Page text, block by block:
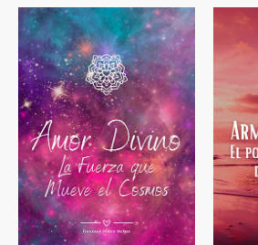
era:
$14.000.
es:
$11.200.